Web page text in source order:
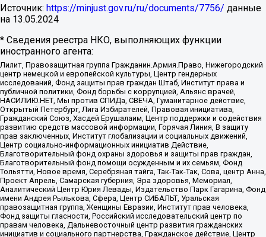
Источник: https://minjust.gov.ru/ru/documents/7756/ данные
на 13.05.2024
* Сведения реестра НКО, выполняющих функции
иностранного агента:
Лилит, Правозащитная группа Гражданин.Армия.Право, Нижегородский
центр немецкой и европейской культуры, Центр гендерных
исследований, Фонд защиты прав граждан Штаб, Институт права и
публичной политики, Фонд борьбы с коррупцией, Альянс врачей,
НАСИЛИЮ.НЕТ, Мы против СПИДа, СВЕЧА, Гуманитарное действие,
Открытый Петербург, Лига Избирателей, Правовая инициатива,
Гражданский Союз, Хасдей Ерушалаим, Центр поддержки и содействия
развитию средств массовой информации, Горячая Линия, В защиту
прав заключенных, Институт глобализации и социальных движений,
Центр социально-информационных инициатив Действие,
Благотворительный фонд охраны здоровья и защиты прав граждан,
Благотворительный фонд помощи осужденным и их семьям, Фонд
Тольятти, Новое время, Серебряная тайга, Так-Так-Так, Сова, центр Анна,
Проект Апрель, Самарская губерния, Эра здоровья, Мемориал,
Аналитический Центр Юрия Левады, Издательство Парк Гагарина, Фонд
имени Андрея Рылькова, Сфера, Центр СИБАЛЬТ, Уральская
правозащитная группа, Женщины Евразии, Институт прав человека,
Фонд защиты гласности, Российский исследовательский центр по
правам человека, Дальневосточный центр развития гражданских
инициатив и социального партнерства, Гражданское действие, Центр